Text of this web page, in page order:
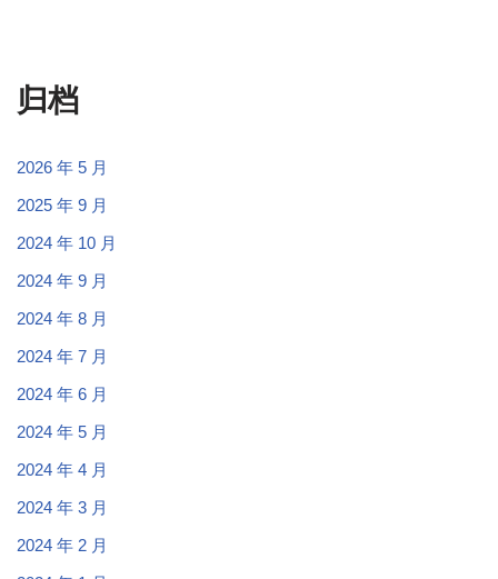
归档
2026 年 5 月
2025 年 9 月
2024 年 10 月
2024 年 9 月
2024 年 8 月
2024 年 7 月
2024 年 6 月
2024 年 5 月
2024 年 4 月
2024 年 3 月
2024 年 2 月